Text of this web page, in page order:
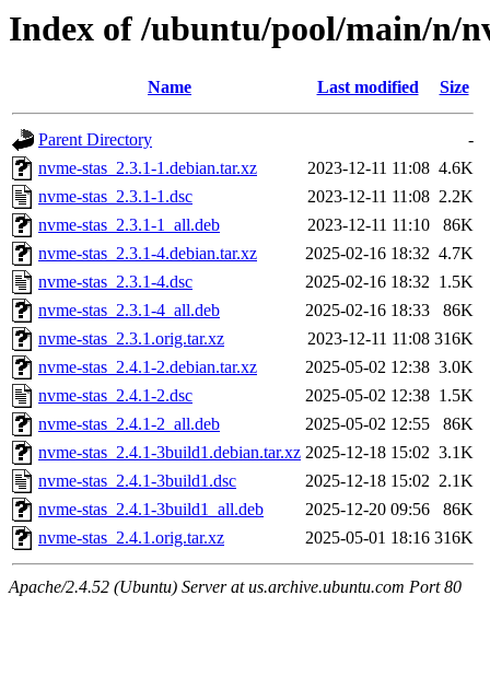
Index of /ubuntu/pool/main/n/
Name Last modified Size
Parent Directory
-
nvme-stas_2.3.1-1.debian.tar.xz
2023-12-11 11:08 4.6K
nvme-stas_2.3.1-1.dsc
2023-12-11 11:08 2.2K
nvme-stas_2.3.1-1_all.deb
2023-12-11 11:10
86K
nvme-stas_2.3.1-4.debian.tar.xz
2025-02-16 18:32 4.7K
nvme-stas_2.3.1-4.dsc
2025-02-16 18:32 1.5K
nvme-stas_2.3.1-4_all.deb
2025-02-16 18:33
86K
nvme-stas_2.3.1.orig.tar.xz
2023-12-11 11:08 316K
nvme-stas_2.4.1-2.debian.tar.xz
2025-05-02 12:38 3.0K
nvme-stas_2.4.1-2.dsc
2025-05-02 12:38 1.5K
nvme-stas_2.4.1-2_all.deb
2025-05-02 12:55
86K
nvme-stas_2.4.1-3build1.debian.tar.xz 2025-12-18 15:02 3.1K
nvme-stas_2.4.1-3build1.dsc
2025-12-18 15:02 2.1K
nvme-stas_2.4.1-3build1_all.deb
2025-12-20 09:56
86K
nvme-stas_2.4.1.orig.tar.xz
2025-05-01 18:16 316K
Apache/2.4.52 (Ubuntu) Server at us.archive.ubuntu.com Port 80